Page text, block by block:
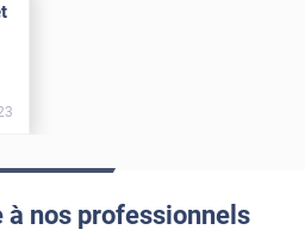
à nos professionnels